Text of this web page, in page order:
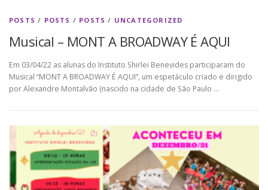
POSTS / POSTS / POSTS / UNCATEGORIZED
Musical – MONT A BROADWAY É AQUI
Em 03/04/22 as alunas do Instituto Shirlei Benevides participaram do
Musical “MONT A BROADWAY É AQUI”, um espetáculo criado e dirigido
por Alexandre Montalvão (nascido na cidade de São Paulo …